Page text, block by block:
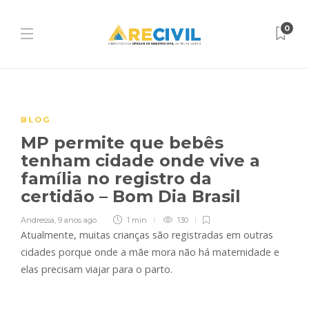
0
BLOG
MP permite que bebês
tenham cidade onde vive a
família no registro da
certidão – Bom Dia Brasil
Andressa, 9 anos ago 1 min 130
Atualmente, muitas crianças são registradas em outras
cidades porque onde a mãe mora não há maternidade e
elas precisam viajar para o parto.